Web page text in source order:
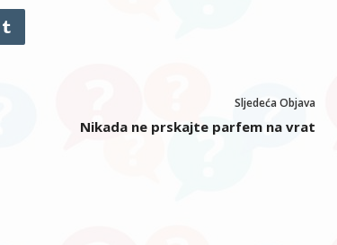
Sljedeća Objava
Nikada ne prskajte parfem na vrat